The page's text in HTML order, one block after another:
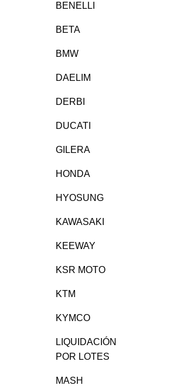
BENELLI
BETA
BMW
DAELIM
DERBI
DUCATI
GILERA
HONDA
HYOSUNG
KAWASAKI
KEEWAY
KSR MOTO
KTM
KYMCO
LIQUIDACIÓN
POR LOTES
MASH